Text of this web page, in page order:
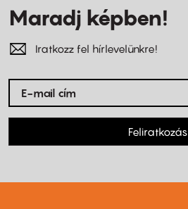
Maradj képben!
Iratkozz fel hírlevelünkre!
Feliratkozás